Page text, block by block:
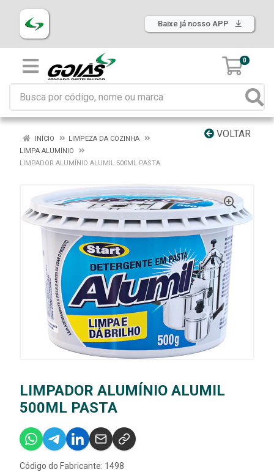
Baixe já nosso APP
0
VOLTAR
INÍCIO
LIMPEZA DA COZINHA
LIMPA ALUMÍNIO
LIMPADOR ALUMÍNIO ALUMIL 500ML PASTA
LIMPADOR ALUMÍNIO ALUMIL
500ML PASTA
Código do Fabricante: 1498